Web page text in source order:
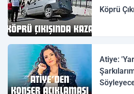
Köprü
Atiye: